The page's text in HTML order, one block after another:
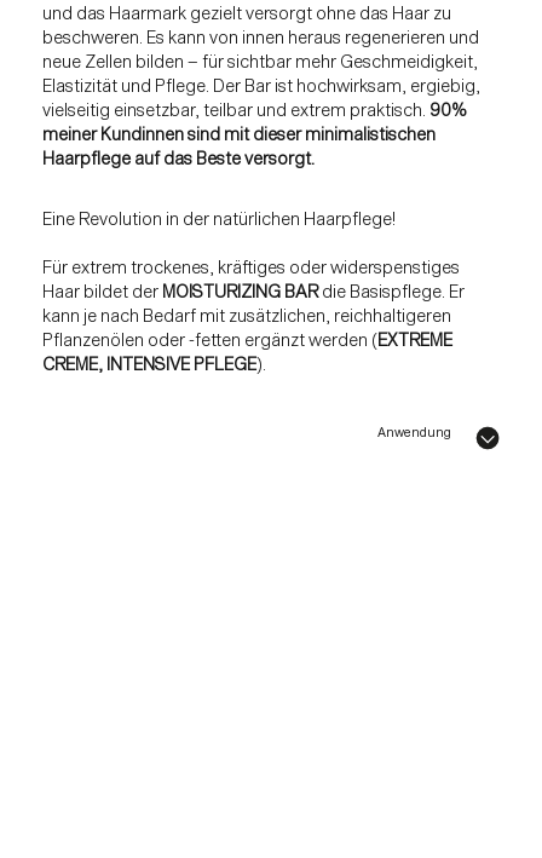
und das Haarmark gezielt versorgt ohne das Haar zu
beschweren. Es kann von innen heraus regenerieren und
neue Zellen bilden – für sichtbar mehr Geschmeidigkeit,
Elastizität und Pflege. Der Bar ist hochwirksam, ergiebig,
vielseitig einsetzbar, teilbar und extrem praktisch. 90%
meiner Kundinnen sind mit dieser minimalistischen
Haarpflege auf das Beste versorgt.
Eine Revolution in der natürlichen Haarpflege!
Für extrem trockenes, kräftiges oder widerspenstiges
Haar bildet der MOISTURIZING BARdie Basispflege. Er
kann je nach Bedarf mit zusätzlichen, reichhaltigeren
Pflanzenölen oder -fetten ergänzt werden (EXTREME
CREME, INTENSIVE PFLEGE).
Anwendung